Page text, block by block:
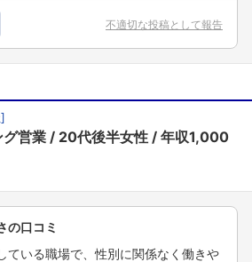
不適切な投稿として報告
]
グ営業 20代後半女性
年収1,000
の口コミ
ている職場で、性別に関係なく働きや